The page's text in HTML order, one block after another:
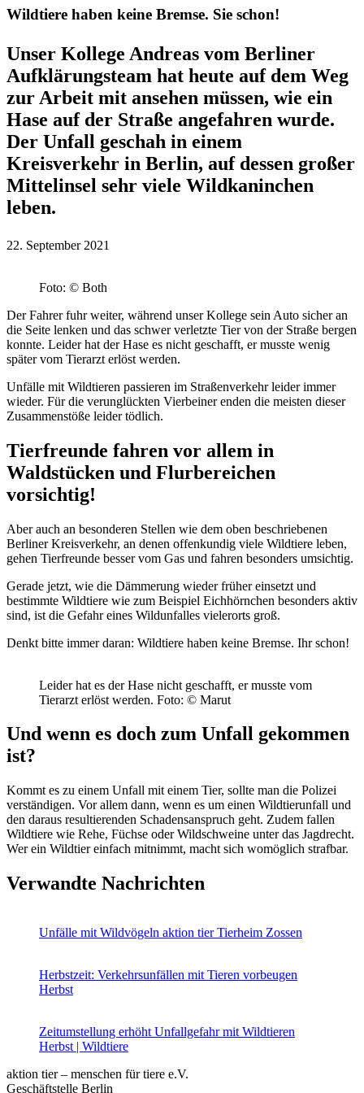
Wildtiere haben keine Bremse. Sie schon!
Unser Kollege Andreas vom Berliner
Aufklärungsteam hat heute auf dem Weg
zur Arbeit mit ansehen müssen, wie ein
Hase auf der Straße angefahren wurde.
Der Unfall geschah in einem
Kreisverkehr in Berlin, auf dessen großer
Mittelinsel sehr viele Wildkaninchen
leben.
22. September 2021
Foto: © Both
Der Fahrer fuhr weiter, während unser Kollege sein Auto sicher an
die Seite lenken und das schwer verletzte Tier von der Straße bergen
konnte. Leider hat der Hase es nicht geschafft, er musste wenig
später vom Tierarzt erlöst werden.
Unfälle mit Wildtieren passieren im Straßenverkehr leider immer
wieder. Für die verunglückten Vierbeiner enden die meisten dieser
Zusammenstöße leider tödlich.
Tierfreunde fahren vor allem in
Waldstücken und Flurbereichen
vorsichtig!
Aber auch an besonderen Stellen wie dem oben beschriebenen
Berliner Kreisverkehr, an denen offenkundig viele Wildtiere leben,
gehen Tierfreunde besser vom Gas und fahren besonders umsichtig.
Gerade jetzt, wie die Dämmerung wieder früher einsetzt und
bestimmte Wildtiere wie zum Beispiel Eichhörnchen besonders aktiv
sind, ist die Gefahr eines Wildunfalles vielerorts groß.
Denkt bitte immer daran: Wildtiere haben keine Bremse. Ihr schon!
Leider hat es der Hase nicht geschafft, er musste vom
Tierarzt erlöst werden. Foto: © Marut
Und wenn es doch zum Unfall gekommen
ist?
Kommt es zu einem Unfall mit einem Tier, sollte man die Polizei
verständigen. Vor allem dann, wenn es um einen Wildtierunfall und
den daraus resultierenden Schadensanspruch geht. Zudem fallen
Wildtiere wie Rehe, Füchse oder Wildschweine unter das Jagdrecht.
Wer ein Wildtier einfach mitnimmt, macht sich womöglich strafbar.
Verwandte Nachrichten
Unfälle mit Wildvögeln aktion tier Tierheim Zossen
Herbstzeit: Verkehrsunfällen mit Tieren vorbeugen
Herbst
Zeitumstellung erhöht Unfallgefahr mit Wildtieren
Herbst | Wildtiere
aktion tier – menschen für tiere e.V.
Geschäftstelle Berlin